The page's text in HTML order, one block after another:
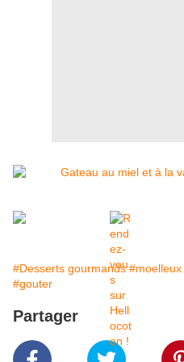
#Desserts gourmands #moelleux
#gouter
Partager